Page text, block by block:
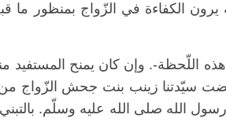
5 هجري-. أسيادنا الصحابة يرون الكفاءة في الزّواج
اللّحظة-. وإن كان يمنح المستفيد
سيّدتنا زينب بنت جحش الزّواج
الله صلى الله عليه وسلّم.